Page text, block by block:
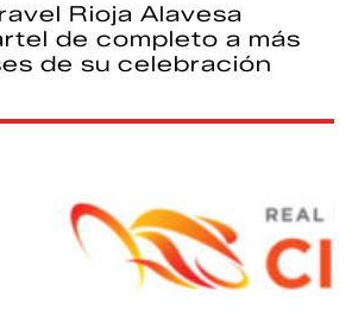
Rioja Alavesa
de completo a más
de su celebración